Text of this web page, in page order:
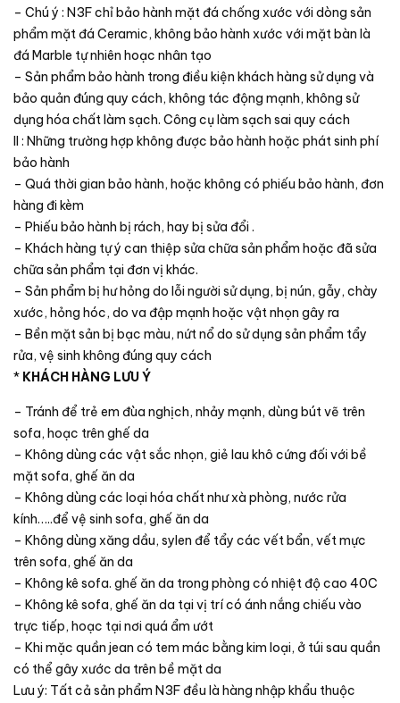
– Chú ý : N3F chỉ bảo hành mặt đá chống xước với dòng sản
phẩm mặt đá Ceramic, không bảo hành xước với mặt bàn là
đá Marble tự nhiên hoạc nhân tạo
– Sản phẩm bảo hành trong điều kiện khách hàng sử dụng và
bảo quản đúng quy cách, không tác động mạnh, không sử
dụng hóa chất làm sạch. Công cụ làm sạch sai quy cách
II : Những trường hợp không được bảo hành hoặc phát sinh phí
bảo hành
– Quá thời gian bảo hành, hoặc không có phiếu bảo hành, đơn
hàng đi kèm
– Phiếu bảo hành bị rách, hay bị sửa đổi .
– Khách hàng tự ý can thiệp sửa chữa sản phẩm hoặc đã sửa
chữa sản phẩm tại đơn vị khác.
– Sản phẩm bị hư hỏng do lỗi người sử dụng, bị nún, gẫy, chày
xước, hỏng hóc, do va đập mạnh hoặc vật nhọn gây ra
– Bền mặt sản bị bạc màu, nứt nổ do sử dụng sản phẩm tẩy
rửa, vệ sinh không đúng quy cách
* KHÁCH HÀNG LƯU Ý
– Tránh để trẻ em đùa nghịch, nhảy mạnh, dùng bút vẽ trên
sofa, hoạc trên ghế da
– Không dùng các vật sắc nhọn, giẻ lau khô cứng đối với bề
mặt sofa, ghế ăn da
– Không dùng các loại hóa chất như xà phòng, nước rửa
kính…..để vệ sinh sofa, ghế ăn da
– Không dùng xăng dầu, sylen để tẩy các vết bẩn, vết mực
trên sofa, ghế ăn da
– Không kê sofa. ghế ăn da trong phòng có nhiệt độ cao 40C
– Không kê sofa, ghế ăn da tại vị trí có ánh nắng chiếu vào
trực tiếp, hoạc tại nơi quá ẩm ướt
– Khi mặc quần jean có tem mác bằng kim loại, ở túi sau quần
có thể gây xước da trên bề mặt da
Lưu ý: Tất cả sản phẩm N3F đều là hàng nhập khẩu thuộc